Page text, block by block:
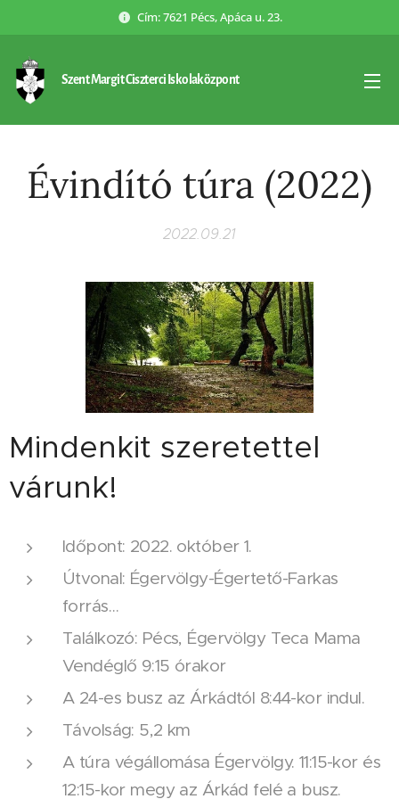
Cím: 7621 Pécs, Apáca u. 23.
Szent Margit Ciszterci Iskolaközpont
Évindító túra (2022)
2022.09.21
Mindenkit szeretettel
várunk!
Időpont: 2022. október 1.
Útvonal: Égervölgy-Égertető-Farkas
forrás…
Találkozó: Pécs, Égervölgy Teca Mama
Vendéglő 9:15 órakor
A 24-es busz az Árkádtól 8:44-kor indul.
Távolság: 5,2 km
A túra végállomása Égervölgy. 11:15-kor és
12:15-kor megy az Árkád felé a busz.